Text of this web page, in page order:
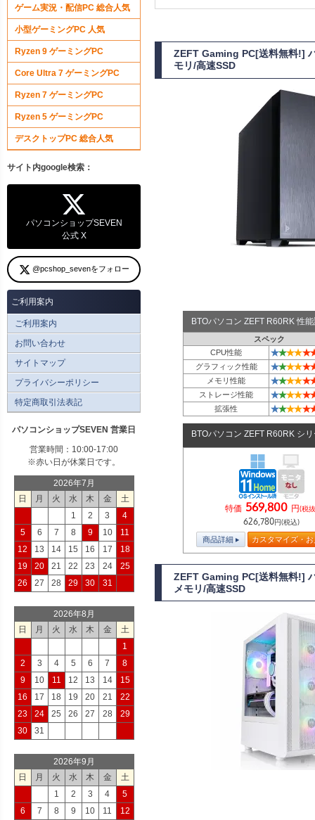
ZEFT Gaming PC[送料無料!]
モリ/高速SSD
BTOパソコン ZEFT R60RK 性
スペック
CPU性能
★★★★★
グラフィック性能 ★★★★★
メモリ性能 ★★★★★
ストレージ性能 ★★★★★
拡張性 ★★★★★
BTOパソコン ZEFT R60RK シ
特価 569,800 円(税
626,780円(税込)
商品詳細 カスタマイズ・
ZEFT Gaming PC[送料無料!]
メモリ/高速SSD
ゲーム実況・配信PC 総合人気
小型ゲーミングPC 人気
Ryzen 9 ゲーミングPC
Core Ultra 7 ゲーミングPC
Ryzen 7 ゲーミングPC
Ryzen 5 ゲーミングPC
デスクトップPC 総合人気
サイト内google検索：
パソコンショップSEVEN
公式 X
@pcshop_sevenをフォロー
ご利用案内
ご利用案内
お問い合わせ
サイトマップ
プライバシーポリシー
特定商取引法表記
パソコンショップSEVEN 営業日
営業時間：10:00-17:00
※赤い日が休業日です。
2026年7月
日
月 火 水 木 金
土
1
2 3
4
5
6 7 8 9 10
11
12
13 14 15 16 17
18
19
20 21 22 23 24
25
26
27 28 29 30 31
2026年8月
日
月 火 水 木 金
土
1
2
3 4 5 6 7
8
9
10 11 12 13 14
15
16
17 18 19 20 21
22
23
24 25 26 27 28
29
30
31
2026年9月
日
月 火 水 木 金
土
1
2 3 4
5
6
7 8 9 10 11
12